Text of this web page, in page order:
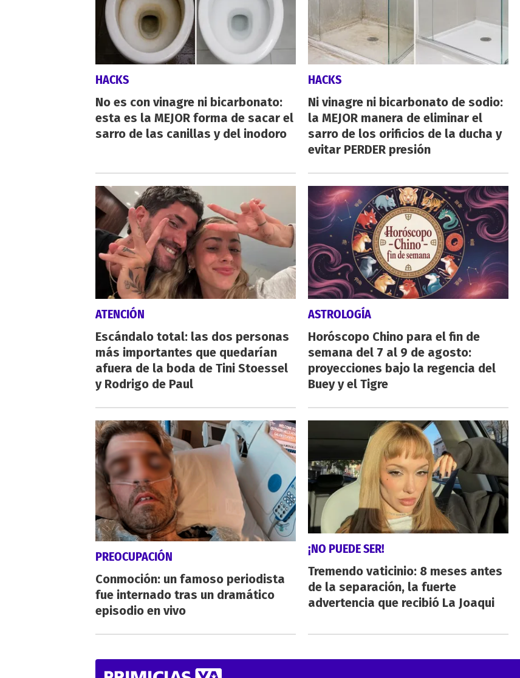
HACKS
No es con vinagre ni bicarbonato:
esta es la MEJOR forma de sacar el
sarro de las canillas y del inodoro
HACKS
Ni vinagre ni bicarbonato de sodio:
la MEJOR manera de eliminar el
sarro de los orificios de la ducha y
evitar PERDER presión
ATENCIÓN
Escándalo total: las dos personas
más importantes que quedarían
afuera de la boda de Tini Stoessel
y Rodrigo de Paul
ASTROLOGÍA
Horóscopo Chino para el fin de
semana del 7 al 9 de agosto:
proyecciones bajo la regencia del
Buey y el Tigre
PREOCUPACIÓN
Conmoción: un famoso periodista
fue internado tras un dramático
episodio en vivo
¡NO PUEDE SER!
Tremendo vaticinio: 8 meses antes
de la separación, la fuerte
advertencia que recibió La Joaqui